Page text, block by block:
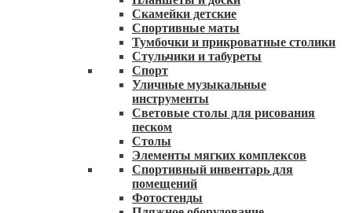
Скамейки детские
Спортивные маты
Тумбочки и прикроватные столики
Стульчики и табуреты
Спорт
Уличные музыкальные
инструменты
Световые столы для рисования
песком
Столы
Элементы мягких комплексов
Спортивный инвентарь для
помещений
Фотостенды